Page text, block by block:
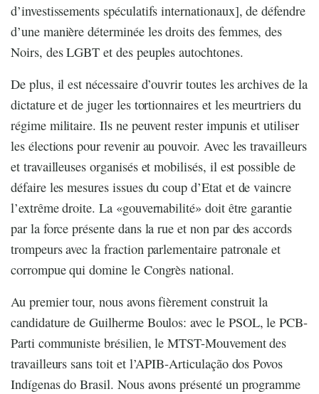
d’investissements spéculatifs internationaux], de défendre
d’une manière déterminée les droits des femmes, des
Noirs, des LGBT et des peuples autochtones.
De plus, il est nécessaire d’ouvrir toutes les archives de la
dictature et de juger les tortionnaires et les meurtriers du
régime militaire. Ils ne peuvent rester impunis et utiliser
les élections pour revenir au pouvoir. Avec les travailleurs
et travailleuses organisés et mobilisés, il est possible de
défaire les mesures issues du coup d’Etat et de vaincre
l’extrême droite. La «gouvernabilité» doit être garantie
par la force présente dans la rue et non par des accords
trompeurs avec la fraction parlementaire patronale et
corrompue qui domine le Congrès national.
Au premier tour, nous avons fièrement construit la
candidature de Guilherme Boulos: avec le PSOL, le PCB­-
Parti communiste brésilien, le MTST-Mouvement des
travailleurs sans toit et l’APIB-Articulação dos Povos
Indígenas do Brasil. Nous avons présenté un programme